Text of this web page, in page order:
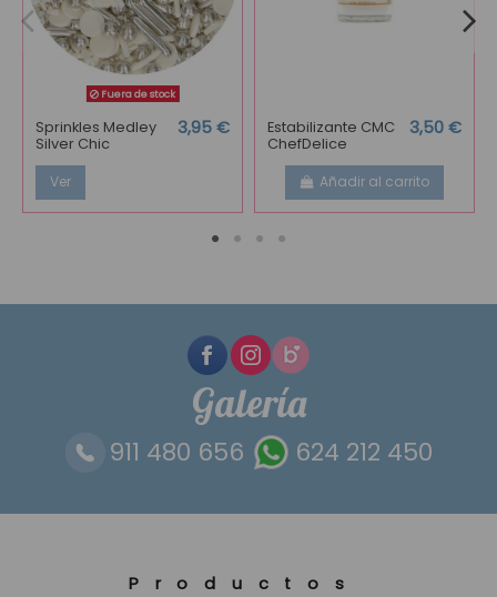
Fuera de stock
Sprinkles Medley
Silver Chic
3,95 €
Ver
Estabilizante CMC
ChefDelice
3,50 €
Añadir al carrito
Galería
911 480 656 624 212 450
Productos